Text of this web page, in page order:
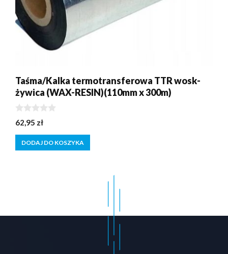
Taśma/Kalka termotransferowa TTR wosk-
żywica (WAX-RESIN)(110mm x 300m)
0
z
5
62,95 zł
DODAJ DO KOSZYKA